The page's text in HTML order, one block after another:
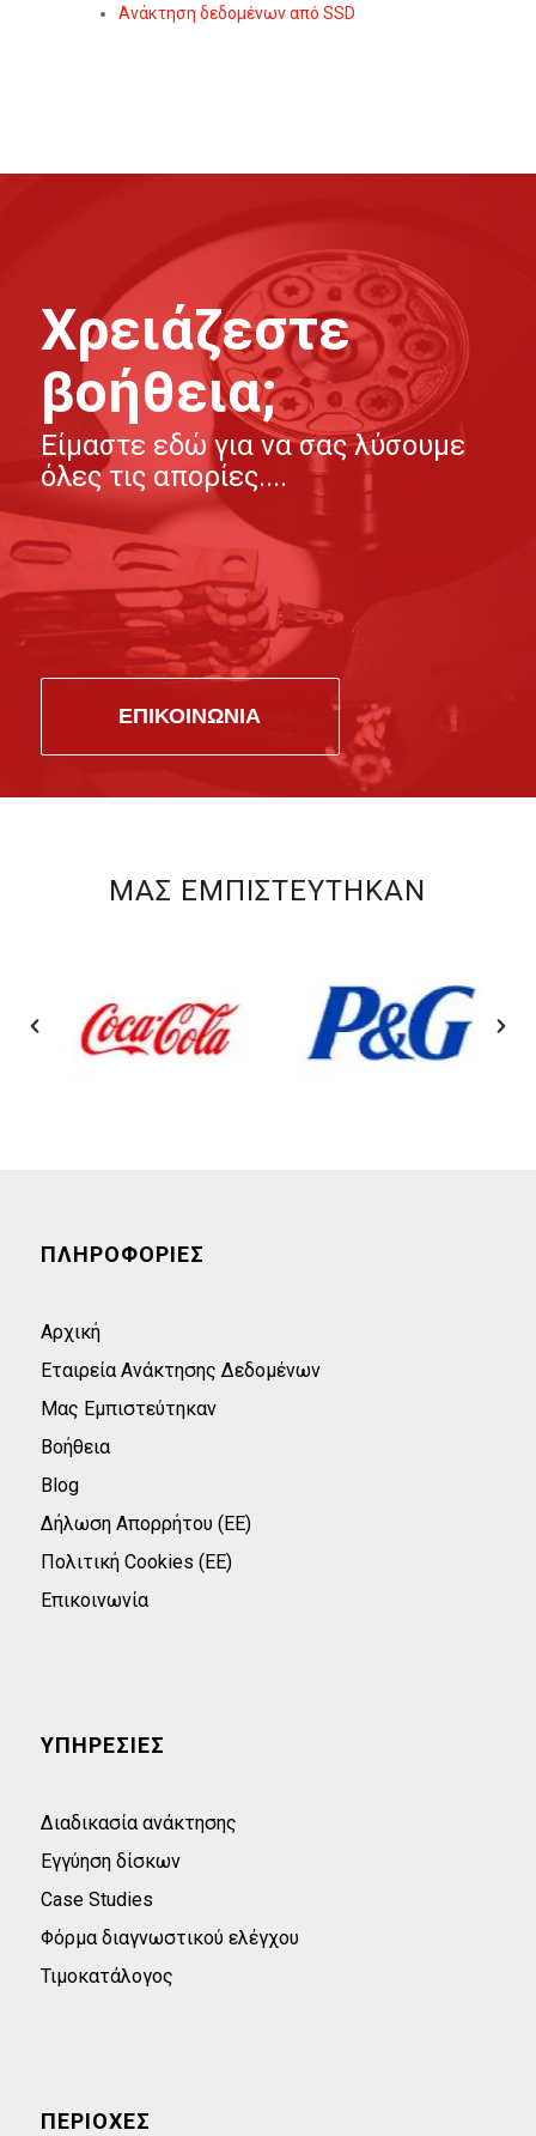
Ανάκτηση δεδομένων από SSD
Χρειάζεστε
βοήθεια;
Είμαστε εδώ για να σας λύσουμε
όλες τις απορίες....
ΕΠΙΚΟΙΝΩΝΙΑ
ΜΑΣ ΕΜΠΙΣΤΕΥΤΗΚΑΝ
ΠΛΗΡΟΦΟΡΙΕΣ
Αρχική
Εταιρεία Ανάκτησης Δεδομένων
Μας Εμπιστεύτηκαν
Βοήθεια
Blog
Δήλωση Απορρήτου (ΕΕ)
Πολιτική Cookies (ΕΕ)
Επικοινωνία
ΥΠΗΡΕΣΙΕΣ
Διαδικασία ανάκτησης
Εγγύηση δίσκων
Case Studies
Φόρμα διαγνωστικού ελέγχου
Τιμοκατάλογος
ΠΕΡΙΟΧΕΣ